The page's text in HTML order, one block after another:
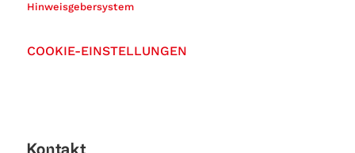
Hinweisgebersystem
COOKIE-EINSTELLUNGEN
Kontakt